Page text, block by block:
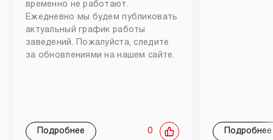
временно не работают.
Ежедневно мы будем публиковать
актуальный график работы
заведений. Пожалуйста, следите
за обновлениями на нашем сайте.
Подробнее 0 Подробнее